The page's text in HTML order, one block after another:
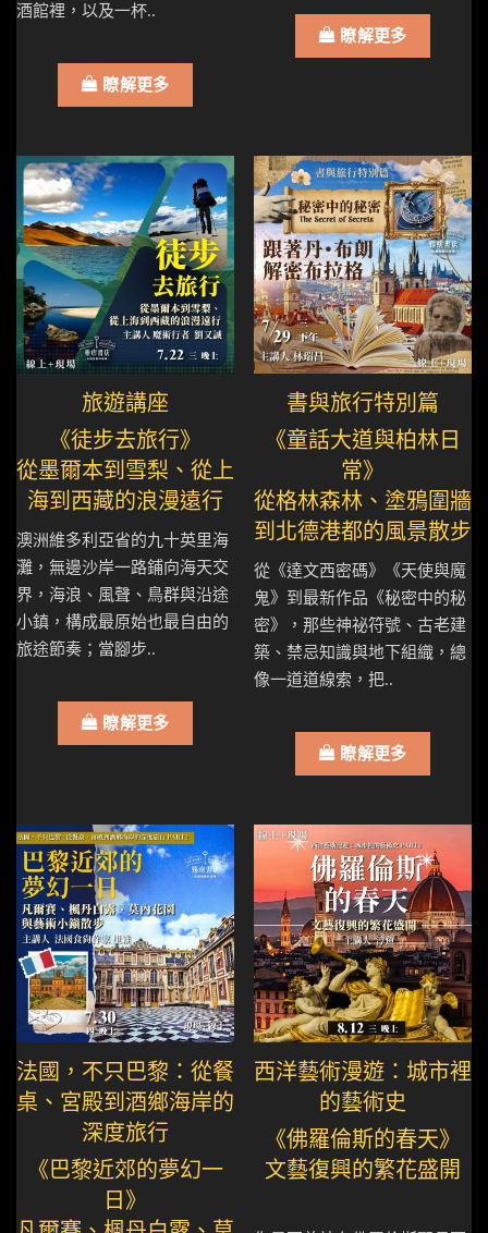
酒館裡，以及一杯..
瞭解更多
瞭解更多
旅遊講座
《徒步去旅行》
從墨爾本到雪梨、從上
海到西藏的浪漫遠行
澳洲維多利亞省的九十英里海
灘，無邊沙岸一路鋪向海天交
界，海浪、風聲、鳥群與沿途
小鎮，構成最原始也最自由的
旅途節奏；當腳步..
瞭解更多
書與旅行特別篇
《童話大道與柏林日
常》
從格林森林、塗鴉圍牆
到北德港都的風景散步
從《達文西密碼》《天使與魔
鬼》到最新作品《秘密中的秘
密》，那些神祕符號、古老建
築、禁忌知識與地下組織，總
像一道道線索，把..
瞭解更多
法國，不只巴黎：從餐
桌、宮殿到酒鄉海岸的
深度旅行
《巴黎近郊的夢幻一
日》
西洋藝術漫遊：城市裡
的藝術史
《佛羅倫斯的春天》
文藝復興的繁花盛開